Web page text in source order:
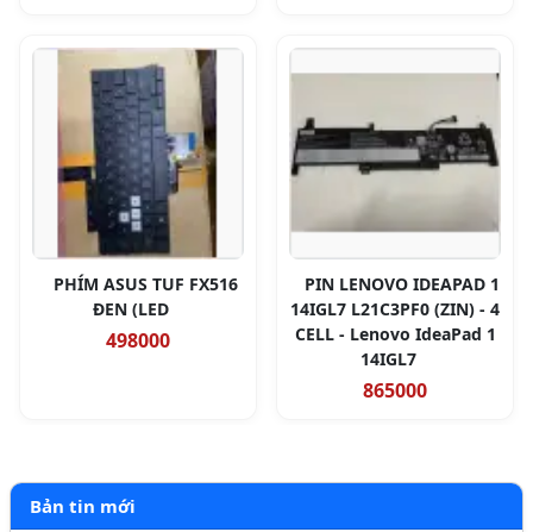
PHÍM ASUS TUF FX516
ĐEN (LED
498000
PIN LENOVO IDEAPAD 1
14IGL7 L21C3PF0 (ZIN) - 4
CELL - Lenovo IdeaPad 1
14IGL7
865000
Bản tin mới